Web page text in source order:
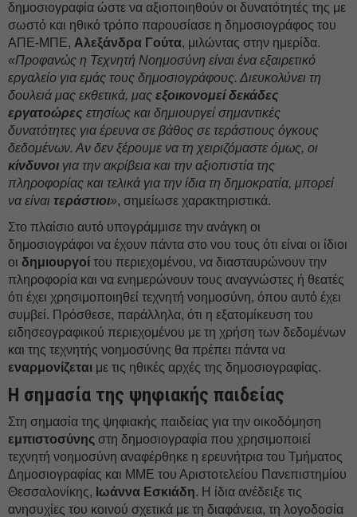
δημοσιογραφία ώστε να αξιοποιηθούν οι δυνατότητές της με
σωστό και ηθικό τρόπο παρουσίασε η δημοσιογράφος του
ΑΠΕ-ΜΠΕ, Αλεξάνδρα Γούτα, μιλώντας στην ημερίδα.
«Προφανώς η Τεχνητή Νοημοσύνη είναι ένα εξαιρετικό
εργαλείο για εμάς τους δημοσιογράφους. Διευκολύνει τη
δουλειά μας εκθετικά, μας εξοικονομεί δεκάδες
εργατοώρες ετησίως και δημιουργεί σημαντικές
δυνατότητες για έρευνα σε βάθος σε τεράστιους όγκους
δεδομένων. Αν δεν ξέρουμε να τη χειριζόμαστε όμως, οι
κίνδυνοι για την ακρίβεια και την αξιοπιστία της
πληροφορίας και τελικά για την ίδια τη δημοκρατία, μπορεί
να είναι τεράστιοι», σημείωσε χαρακτηριστικά.
Στο πλαίσιο αυτό υπογράμμισε την ανάγκη οι
δημοσιογράφοι να έχουν πάντα στο νου τους ότι είναι οι ίδιοι
οι δημιουργοί του περιεχομένου, να διασταυρώνουν την
πληροφορία και να ενημερώνουν τους αναγνώστες ή θεατές
ότι έχει χρησιμοποιηθεί τεχνητή νοημοσύνη, όπου αυτό έχει
συμβεί. Πρόσθεσε, παράλληλα, ότι η εξατομίκευση του
ειδησεογραφικού περιεχομένου με τη χρήση των δεδομένων
και της τεχνητής νοημοσύνης θα πρέπει πάντα να
εναρμονίζεται με τις ηθικές αρχές της δημοσιογραφίας.
Η σημασία της ψηφιακής παιδείας
Στη σημασία της ψηφιακής παιδείας για την οικοδόμηση
εμπιστοσύνης στη δημοσιογραφία που χρησιμοποιεί
τεχνητή νοημοσύνη αναφέρθηκε η ερευνήτρια του Τμήματος
Δημοσιογραφίας και ΜΜΕ του Αριστοτελείου Πανεπιστημίου
Θεσσαλονίκης, Ιωάννα Εσκιάδη. Η ίδια ανέδειξε τις
ανησυχίες του κοινού σχετικά με τη διαφάνεια, τη λογοδοσία